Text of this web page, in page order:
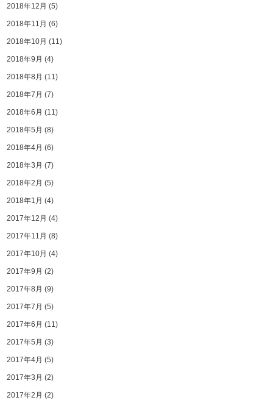
2018年12月 (5)
2018年11月 (6)
2018年10月 (11)
2018年9月 (4)
2018年8月 (11)
2018年7月 (7)
2018年6月 (11)
2018年5月 (8)
2018年4月 (6)
2018年3月 (7)
2018年2月 (5)
2018年1月 (4)
2017年12月 (4)
2017年11月 (8)
2017年10月 (4)
2017年9月 (2)
2017年8月 (9)
2017年7月 (5)
2017年6月 (11)
2017年5月 (3)
2017年4月 (5)
2017年3月 (2)
2017年2月 (2)